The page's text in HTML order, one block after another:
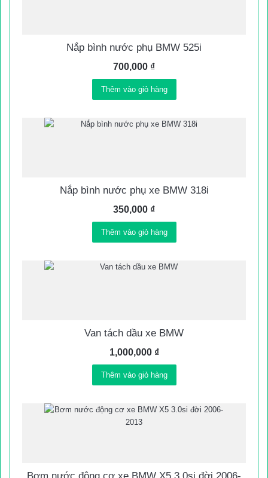
Nắp bình nước phụ BMW 525i
700,000 ₫
Thêm vào giỏ hàng
Nắp bình nước phụ xe BMW 318i
350,000 ₫
Thêm vào giỏ hàng
Van tách dầu xe BMW
1,000,000 ₫
Thêm vào giỏ hàng